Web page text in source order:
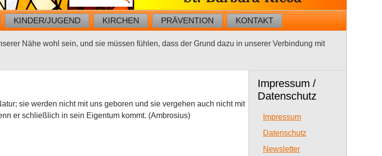
KINDER/JUGEND KIRCHEN PRÄVENTION KONTAKT
Nähe wohl sein, und sie müssen fühlen, dass der Grund dazu in unserer Verbindung mit
sie werden nicht mit uns geboren und sie vergehen auch nicht mit
er schließlich in sein Eigentum kommt. (Ambrosius)
Impressum /
Datenschutz
Impressum
Datenschutz
Newsletter